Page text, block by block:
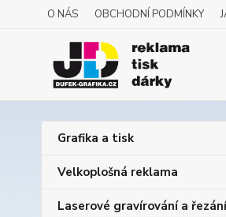
O NÁS OBCHODNÍ PODMÍNKY
Grafika a tisk
Velkoplošná reklama
Laserové gravírování a řezání